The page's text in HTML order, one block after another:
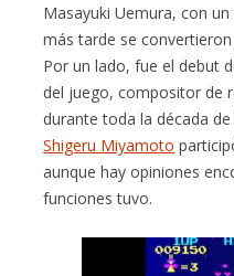
Masayuki Uemura, con
más tarde se
Por un lado, fue el debut
del juego, compositor de
durante toda la década
Shigeru Miyamoto
aunque hay opiniones
funciones tuvo.